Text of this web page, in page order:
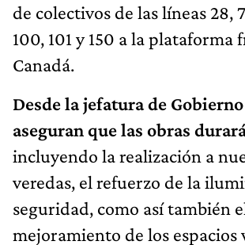
de colectivos de las líneas 28,
100, 101 y 150 a la plataforma
Canadá.
Desde la jefatura de
aseguran que las obras
incluyendo la realización a
veredas, el refuerzo de la
seguridad, como así también
mejoramiento de los espacios